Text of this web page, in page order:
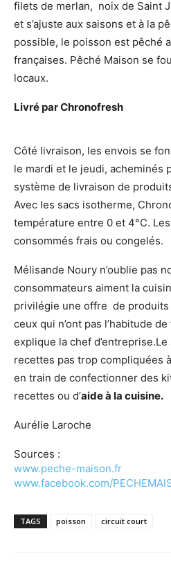
filets de merlan, noix de Saint
et s’ajuste aux saisons et à la
possible, le poisson est pêché
françaises. Pêché Maison se
locaux.
Livré par Chronofresh
Côté livraison, les envois se
le mardi et le jeudi, acheminés
système de livraison de
Avec les sacs isotherme,
température entre 0 et 4°C.
consommés frais ou congelés.
Mélisande Noury n’oublie pas
consommateurs aiment la
privilégie une offre de
ceux qui n’ont pas l’habitude
explique la chef
recettes pas trop compliquées
en train de confectionner des
recettes ou d’aide à la cuisine.
Aurélie Laroche
Sources :
www.peche-maison.fr
www.facebook.com/
TAGS poisson circuit court